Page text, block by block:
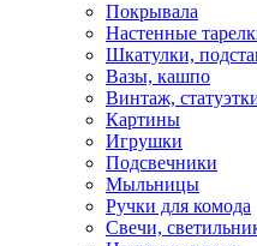
Покрывала
Настенные
Шкатулки,
Вазы, кашпо
Винтаж,
Картины
Игрушки
Подсвечники
Мыльницы
Ручки для комода
Свечи,